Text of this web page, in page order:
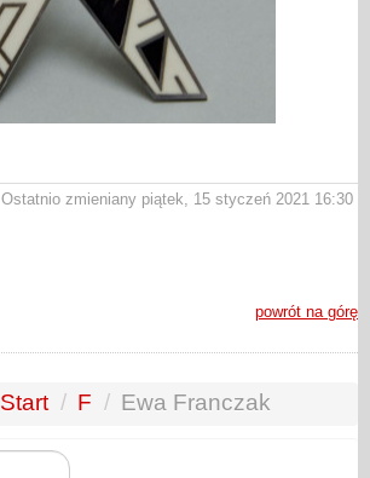
Ostatnio zmieniany piątek, 15 styczeń 2021 16:30
powrót na górę
Start / F / Ewa Franczak